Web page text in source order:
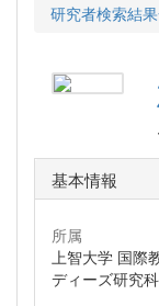
研究者検索結
基本情報
所属
上智大学 国際
ディーズ研究